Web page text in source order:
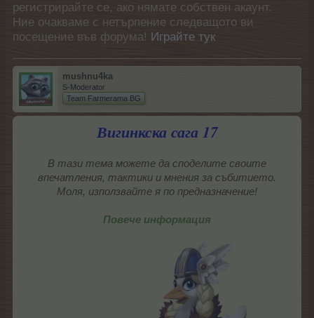
регистрирайте се, ако нямате собствен акаунт.
Ние очакваме с нетърпение следващото ви
посещение във форума! Играйте тук
mushnu4ka
S-Moderator
Team Farmerama BG
Вигинкска сага 17
В тази тема можете да споделите своите
впечатления, тактики и мнения за събитието.
Моля, използвайте я по предназначение!
Повече информация